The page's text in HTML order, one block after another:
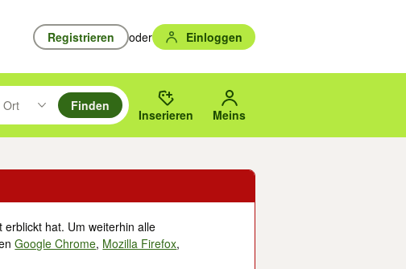
Registrieren oder Einloggen
unten durchsuchen und mit Eingabetaste auswählen.
drücken um zu suchen, oder Vorschläge mit den Pfeiltasten nach oben/
Ort
Umkreis des gewählten Orts oder PLZ.
Finden
Inserieren Meins
hat. Um weiterhin alle
Google Chrome, Mozilla Firefox,